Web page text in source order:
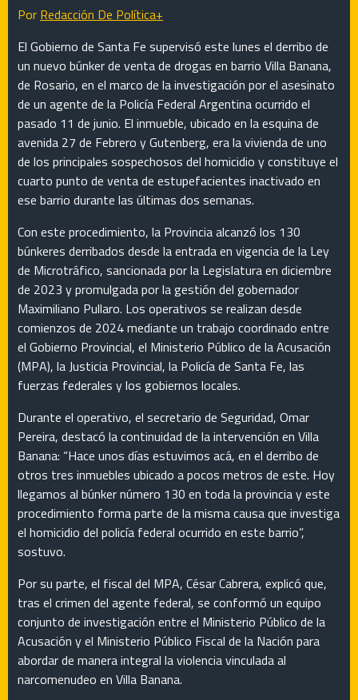
Por Redacción De Política+
El Gobierno de Santa Fe supervisó este lunes el derribo de
un nuevo búnker de venta de drogas en barrio Villa Banana,
de Rosario, en el marco de la investigación por el asesinato
de un agente de la Policía Federal Argentina ocurrido el
pasado 11 de junio. El inmueble, ubicado en la esquina de
avenida 27 de Febrero y Gutenberg, era la vivienda de uno
de los principales sospechosos del homicidio y constituye el
cuarto punto de venta de estupefacientes inactivado en
ese barrio durante las últimas dos semanas.
Con este procedimiento, la Provincia alcanzó los 130
búnkeres derribados desde la entrada en vigencia de la Ley
de Microtráfico, sancionada por la Legislatura en diciembre
de 2023 y promulgada por la gestión del gobernador
Maximiliano Pullaro. Los operativos se realizan desde
comienzos de 2024 mediante un trabajo coordinado entre
el Gobierno Provincial, el Ministerio Público de la Acusación
(MPA), la Justicia Provincial, la Policía de Santa Fe, las
fuerzas federales y los gobiernos locales.
Durante el operativo, el secretario de Seguridad, Omar
Pereira, destacó la continuidad de la intervención en Villa
Banana: “Hace unos días estuvimos acá, en el derribo de
otros tres inmuebles ubicado a pocos metros de este. Hoy
llegamos al búnker número 130 en toda la provincia y este
procedimiento forma parte de la misma causa que investiga
el homicidio del policía federal ocurrido en este barrio”,
sostuvo.
Por su parte, el fiscal del MPA, César Cabrera, explicó que,
tras el crimen del agente federal, se conformó un equipo
conjunto de investigación entre el Ministerio Público de la
Acusación y el Ministerio Público Fiscal de la Nación para
abordar de manera integral la violencia vinculada al
narcomenudeo en Villa Banana.